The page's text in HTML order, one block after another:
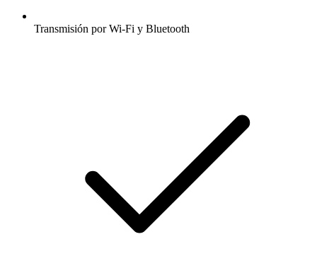
Transmisión por Wi-Fi y Bluetooth